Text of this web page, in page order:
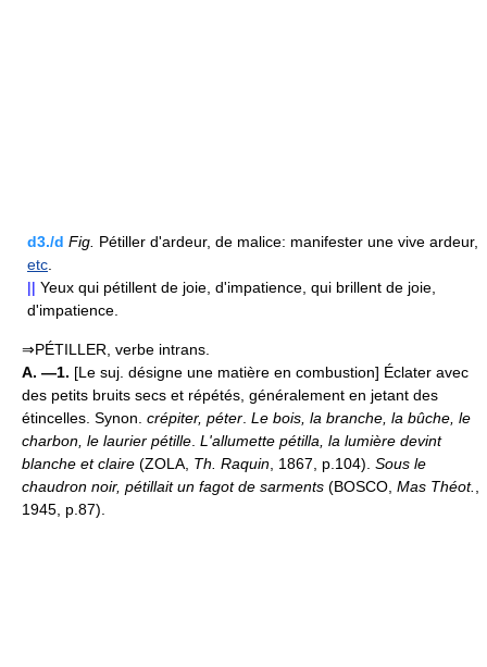
d3./d Fig. Pétiller d'ardeur, de malice: manifester une vive ardeur,
etc
|| Yeux qui pétillent de joie, d'impatience, qui brillent de joie,
d'impatience.
⇒PÉTILLER, verbe intrans.
A. —1. [Le suj. désigne une matière en combustion] Éclater avec
des petits bruits secs et répétés, généralement en jetant des
étincelles. Synon. crépiter, péter Le bois, la branche, la bûche, le
charbon, le laurier pétille L'allumette pétilla, la lumière devint
blanche et claire (ZOLA, Th. Raquin , 1867, p.104). Sous le
chaudron noir, pétillait un fagot de sarments (BOSCO, Mas Théot.
1945, p.87).